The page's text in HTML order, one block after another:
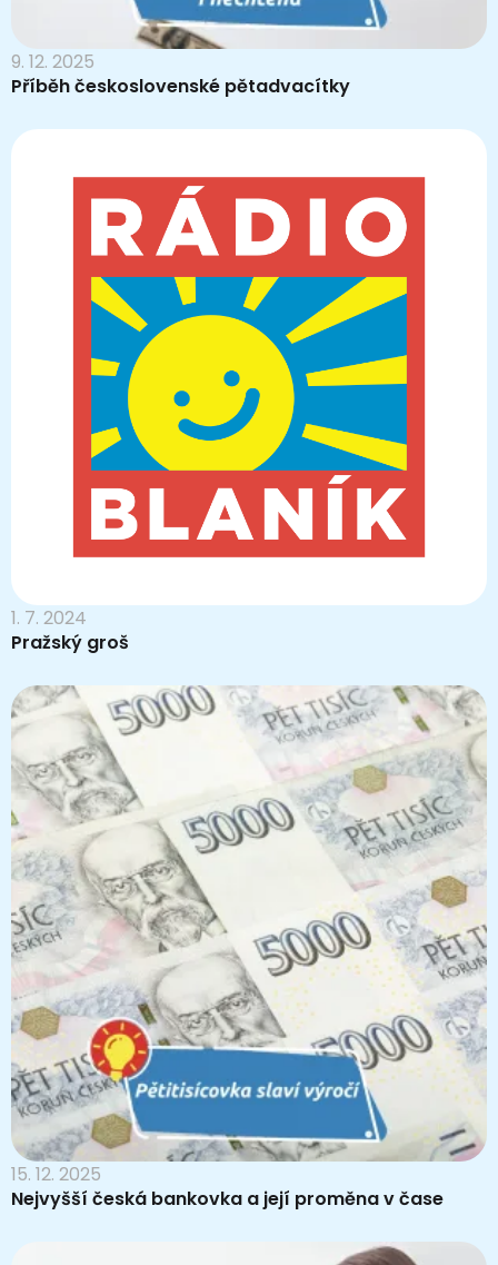
9. 12. 2025
Příběh československé pětadvacítky
1. 7. 2024
Pražský groš
15. 12. 2025
Nejvyšší česká bankovka a její proměna v čase